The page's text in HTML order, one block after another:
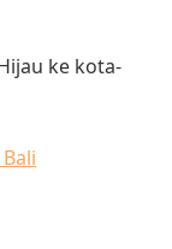
ke kota-